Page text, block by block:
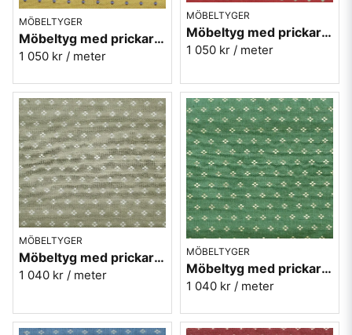
MÖBELTYGER
Möbeltyg med prickar - Plus nr.10 gul
1 050 kr / meter
MÖBELTYGER
Möbeltyg med prickar - Plus nr.30 röd
1 050 kr / meter
MÖBELTYGER
Möbeltyg med prickar - Meliss nr.01 beige
1 040 kr / meter
MÖBELTYGER
Möbeltyg med prickar - Meliss nr.70 grön
1 040 kr / meter